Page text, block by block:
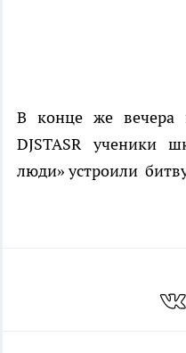
В конце же вечера
DJSTASRученики
люди» устроили